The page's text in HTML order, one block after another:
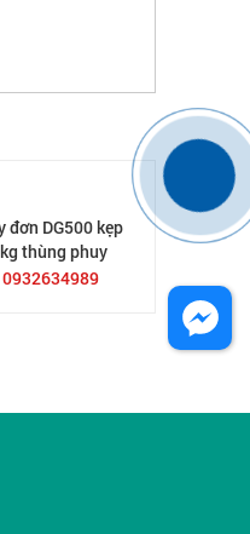
đơn DG500 kẹp
thùng phuy
0932634989